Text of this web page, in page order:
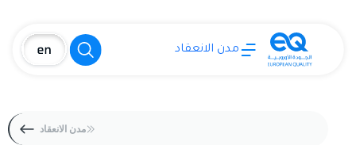
مدن الانعقاد
مدن الانعقاد